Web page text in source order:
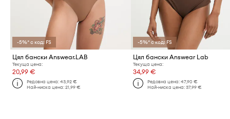
-5%* с код: FS
Цял бански Answear.LAB
Текуща цена:
20,99 €
Редовна цена:43,92 €
Най-ниска цена:21,99 €
-5%* с код: FS
Цял бански Answear Lab
Текуща цена:
34,99 €
Редовна цена: 47,90 €
Най-ниска цена: 37,99 €